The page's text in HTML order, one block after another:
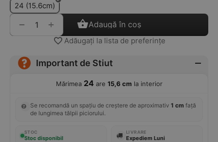
24 (15.6cm)
+
− Adaugă în coș
Adăugați la lista de preferințe
Important de Stiut
Mărimea 24 are 15,6 cm la interior
Se recomandă un spațiu de creștere de aproximativ 1 cm față
de lungimea tălpii piciorului.
STOC
Stoc disponibil
LIVRARE
Expediem Luni